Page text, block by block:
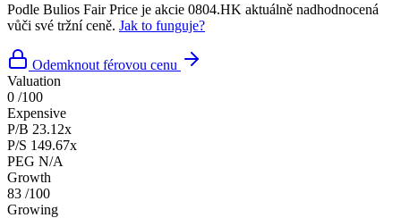
Podle Bulios Fair Price je akcie 0804.HK aktuálně nadhodnocená
vůči své tržní ceně. Jak to funguje?
Odemknout férovou cenu
Valuation
0 /100
Expensive
P/B 23.12x
P/S 149.67x
PEG N/A
Growth
83 /100
Growing